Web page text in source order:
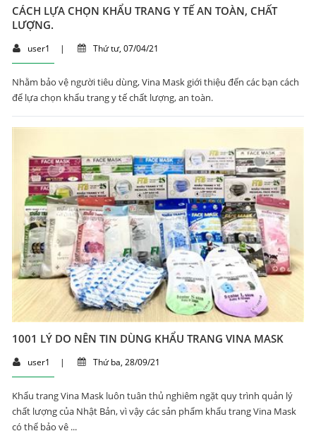
CÁCH LỰA CHỌN KHẨU TRANG Y TẾ AN TOÀN, CHẤT
LƯỢNG.
user1 | Thứ tư, 07/04/21
Nhằm bảo vệ người tiêu dùng, Vina Mask giới thiệu đến các bạn cách
để lựa chọn khẩu trang y tế chất lượng, an toàn.
1001 LÝ DO NÊN TIN DÙNG KHẨU TRANG VINA MASK
user1 | Thứ ba, 28/09/21
Khẩu trang Vina Mask luôn tuân thủ nghiêm ngặt quy trình quản lý
chất lượng của Nhật Bản, vì vậy các sản phẩm khẩu trang Vina Mask
có thể bảo vệ ...